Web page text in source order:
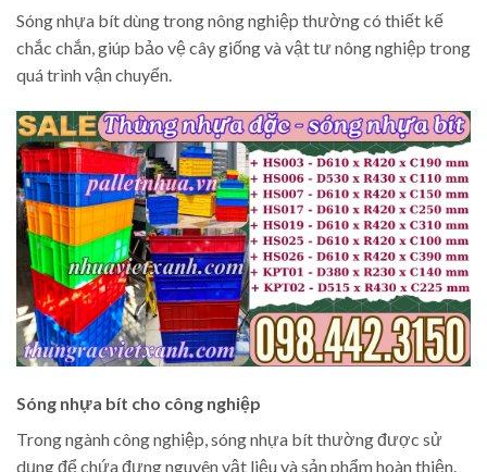
Sóng nhựa bít dùng trong nông nghiệp thường có thiết kế
chắc chắn, giúp bảo vệ cây giống và vật tư nông nghiệp trong
quá trình vận chuyển.
Sóng nhựa bít cho công nghiệp
Trong ngành công nghiệp, sóng nhựa bít thường được sử
dụng để chứa đựng nguyên vật liệu và sản phẩm hoàn thiện.